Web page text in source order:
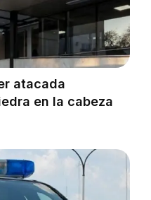
atacada
en la cabeza